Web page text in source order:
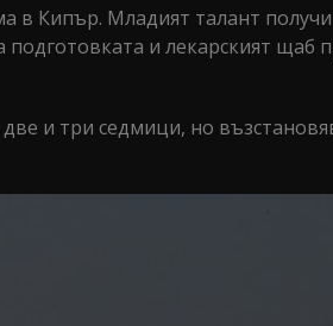
в Кипър. Младият талант получи
и лекарският щаб
и три седмици, но